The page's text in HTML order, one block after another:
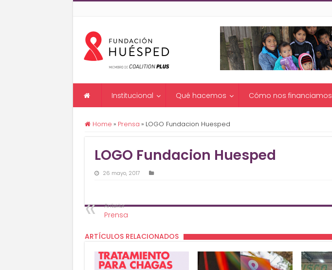
Institucional Qué hacemos Cómo nos financiamos
Home » Prensa » LOGO Fundacion Huesped
LOGO Fundacion Huesped
26 mayo, 2017
Anterior
Prensa
ARTÍCULOS RELACIONADOS